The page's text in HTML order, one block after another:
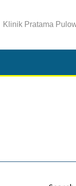
Klinik Pratama